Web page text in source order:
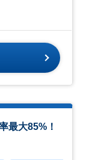
最大85%！